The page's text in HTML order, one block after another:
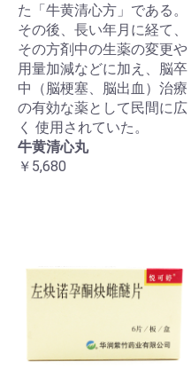
た「牛黄清心方」である。
その後、長い年月に経て、
その方剤中の生薬の変更や
用量加減などに加え、脳卒
中（脳梗塞、脳出血）治療
の有効な薬として民間に広
く 使用されていた。
牛黄清心丸
￥5,680